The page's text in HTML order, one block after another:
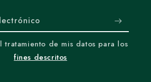
tratamiento de mis datos para los
fines descritos